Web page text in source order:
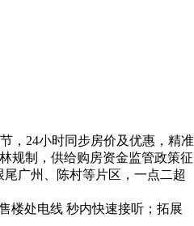
，24小时同步房价及优惠，精准
规制，供给购房资金监管政策征
广州、陈村等片区，一点二超
楼处电线 秒内快速接听；拓展